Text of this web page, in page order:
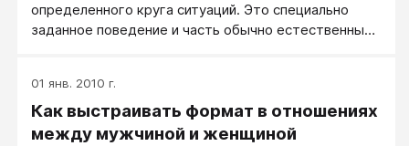
определенного круга ситуаций. Это специально
заданное поведение и часть обычно естественных
соответствующими семейным, корпоративным либо
другим, общественным и социальным стандартам.
01 янв. 2010 г.
Как выстраивать формат в отношениях
между мужчиной и женщиной